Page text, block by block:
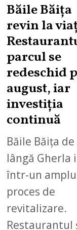
Băile Băița
revin la
parcul se
redeschid
august, iar
investiția
continuă
Băile Băița de
lângă Gherla
într-un amplu
proces de
revitalizare.
Restaurantul